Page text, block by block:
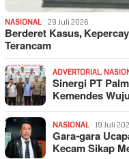
NASIONAL 29 Juli 2026
Berderet Kasus,
Terancam
ADVERTORIAL,
Sinergi PT
Kemendes
NASIONAL 19 Juli
Gara-gara
Kecam Sikap